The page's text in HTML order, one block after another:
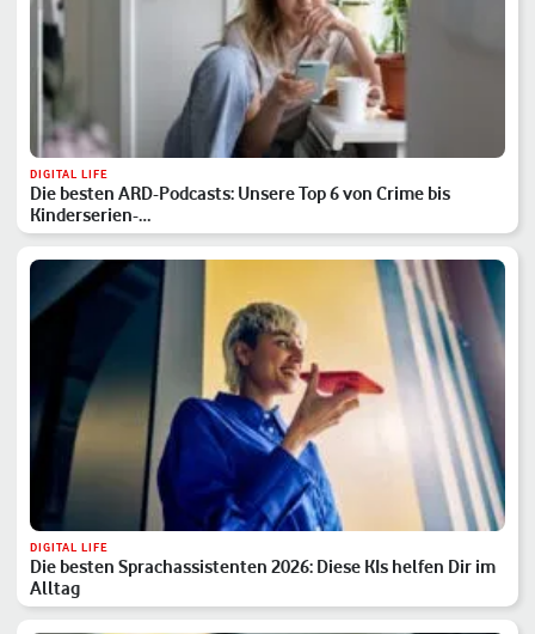
DIGITAL LIFE
Die besten ARD-Podcasts: Unsere Top 6 von Crime bis
Kinderserien-…
DIGITAL LIFE
Die besten Sprachassistenten 2026: Diese KIs helfen Dir im
Alltag